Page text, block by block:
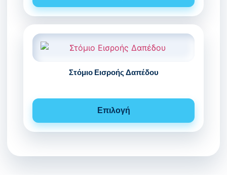
Στόμιο Εισροής Δαπέδου
Επιλογή